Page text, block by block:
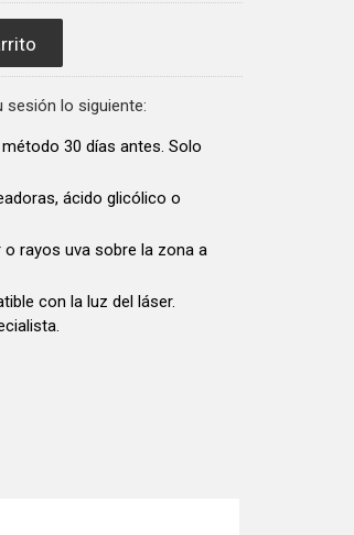
sesión lo siguiente:
30 días antes. Solo
ácido glicólico o
rayos uva sobre la zona a
con la luz del láser.